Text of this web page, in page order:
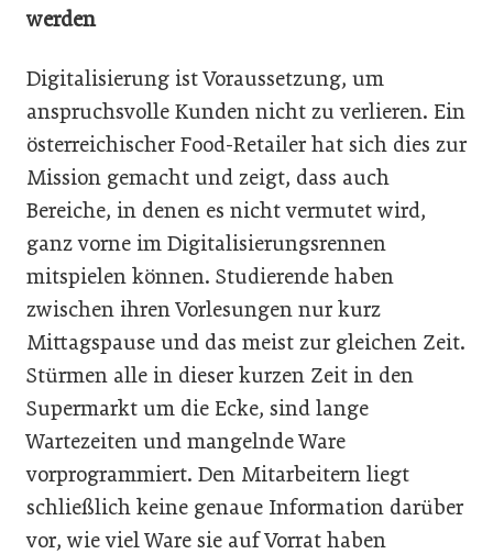
werden
Digitalisierung ist Voraussetzung, um
anspruchsvolle Kunden nicht zu verlieren. Ein
österreichischer Food-Retailer hat sich dies zur
Mission gemacht und zeigt, dass auch
Bereiche, in denen es nicht vermutet wird,
ganz vorne im Digitalisierungsrennen
mitspielen können. Studierende haben
zwischen ihren Vorlesungen nur kurz
Mittagspause und das meist zur gleichen Zeit.
Stürmen alle in dieser kurzen Zeit in den
Supermarkt um die Ecke, sind lange
Wartezeiten und mangelnde Ware
vorprogrammiert. Den Mitarbeitern liegt
schließlich keine genaue Information darüber
vor, wie viel Ware sie auf Vorrat haben